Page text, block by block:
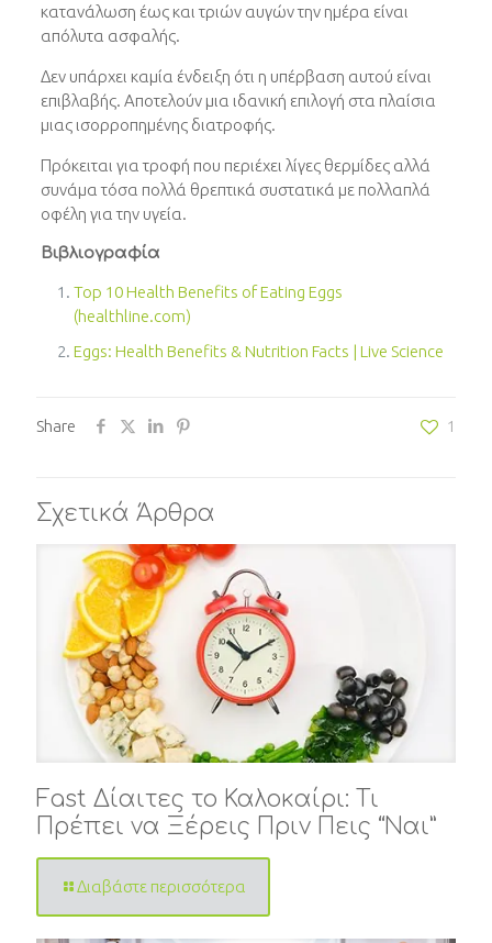
κατανάλωση έως και τριών αυγών την ημέρα είναι
απόλυτα ασφαλής.
Δεν υπάρχει καμία ένδειξη ότι η υπέρβαση αυτού είναι
επιβλαβής. Αποτελούν μια ιδανική επιλογή στα πλαίσια
μιας ισορροπημένης διατροφής.
Πρόκειται για τροφή που περιέχει λίγες θερμίδες αλλά
συνάμα τόσα πολλά θρεπτικά συστατικά με πολλαπλά
οφέλη για την υγεία.
Βιβλιογραφία
Top 10 Health Benefits of Eating Eggs
(healthline.com)
Eggs: Health Benefits & Nutrition Facts | Live Science
Share 1
Σχετικά Άρθρα
Fast Δίαιτες το Καλοκαίρι: Τι
Πρέπει να Ξέρεις Πριν Πεις “Ναι”
Διαβάστε περισσότερα